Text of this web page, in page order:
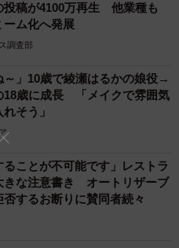
7/16
投稿が4100万再生 他業種も
ム化へ発展
調査部
～」10歳で綾瀬はるかの娘役→
18歳に成長 「メイクで雰囲気
そう」
ることが不可能です」レストラ
きな注意書き オートリザーブ
するお断りに賛同者続々